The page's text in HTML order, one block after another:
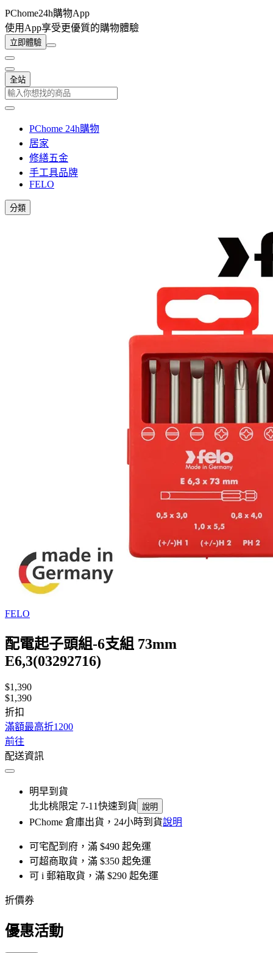
PChome24h購物App
使用App享受更優質的購物體驗
立即體驗
全站
PChome 24h購物
居家
修繕五金
手工具品牌
FELO
分類
FELO
配電起子頭組-6支組 73mm
E6,3(03292716)
$1,390
$1,390
折扣
滿額最高折1200
前往
配送資訊
明早到貨
北北桃限定 7-11快速到貨 說明
PChome 倉庫出貨，24小時到貨說明
可宅配到府，滿 $490 起免運
可超商取貨，滿 $350 起免運
可 i 郵箱取貨，滿 $290 起免運
折價券
優惠活動